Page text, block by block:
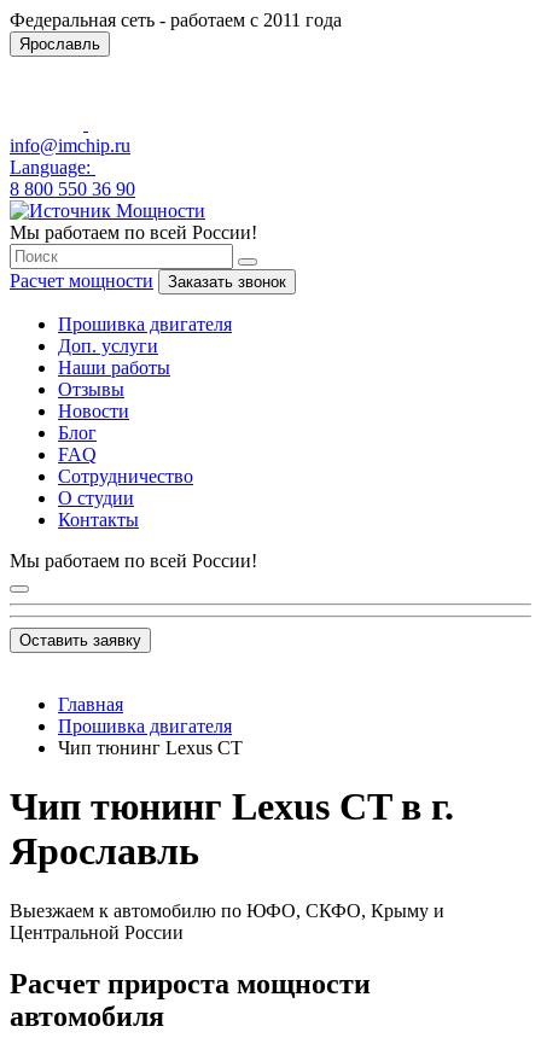
Федеральная сеть - работаем с 2011 года
Ярославль
info@imchip.ru
Language:
8 800 550 36 90
Мы работаем по всей России!
Расчет мощности Заказать звонок
Прошивка двигателя
Доп. услуги
Наши работы
Отзывы
Новости
Блог
FAQ
Сотрудничество
О студии
Контакты
Мы работаем по всей России!
Оставить заявку
Главная
Прошивка двигателя
Чип тюнинг Lexus CT
Чип тюнинг Lexus CT в г.
Ярославль
Выезжаем к автомобилю по ЮФО, СКФО, Крыму и
Центральной России
Расчет прироста мощности
автомобиля